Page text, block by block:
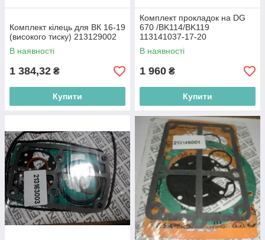
Комплект кілець для ВК 16-19
(високого тиску) 213129002
В наявності
1 384,32 ₴
Купити
Комплект прокладок на DG
670 /BK114/BK119
113141037-17-20
В наявності
1 960 ₴
Купити